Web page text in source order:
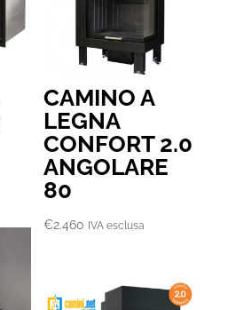
CAMINO A
LEGNA
CONFORT 2.0
ANGOLARE
80
€2.460 IVA esclusa